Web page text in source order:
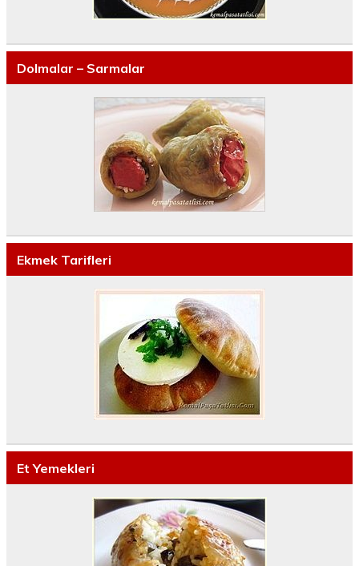
Dolmalar – Sarmalar
Ekmek Tarifleri
Et Yemekleri